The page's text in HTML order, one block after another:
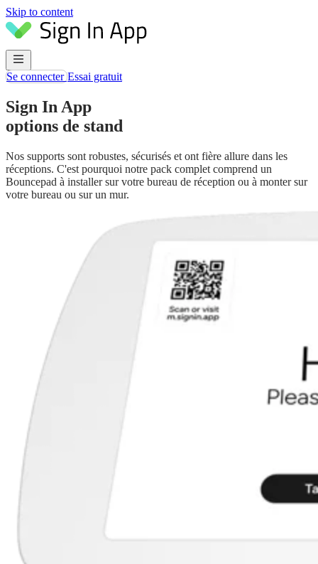
Skip to content
Se connecterEssai gratuit
Sign In App
options de stand
Nos supports sont robustes, sécurisés et ont fière allure dans les
réceptions. C'est pourquoi notre pack complet comprend un
Bouncepad à installer sur votre bureau de réception ou à monter sur
votre bureau ou sur un mur.